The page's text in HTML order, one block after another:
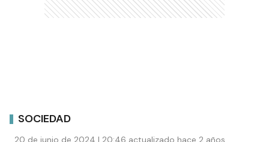
SOCIEDAD
20 de junio de 2024 | 20:46 actualizado hace 2 años